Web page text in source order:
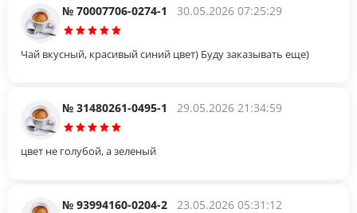
№ 70007706-0274-1 30.05.2026 07:25:29
Чай вкусный, красивый синий цвет) Буду заказывать еще)
№ 31480261-0495-1 29.05.2026 21:34:59
цвет не голубой, а зеленый
№ 93994160-0204-2 23.05.2026 05:31:12